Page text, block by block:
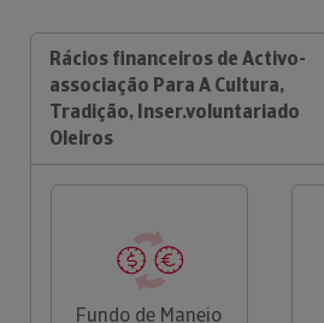
Rácios financeiros de Activo-
associação Para A Cultura,
Tradição, Inser.voluntariado
Oleiros
Fundo de Maneio